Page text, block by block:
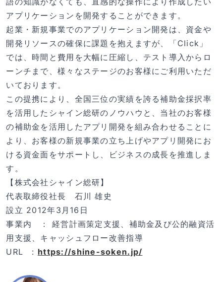
アプリケーションを開発することができます。
起業・新規事業でのアプリケーション開発は、資金や
開発リソースの確保に課題を抱えますが、「Click」
では、時間と費用を大幅に圧縮し、テスト導入からロ
ーンチまで、様々なステージのお客様にご利用いただ
いております。
この提携により、全国三位の実績を誇る補助金採択率
を活用したシャイン総研のノウハウと、当社のお客様
の補助金を活用したアプリ開発を組み合わせることに
より、お客様の新規事業の立ち上げやアプリ開発にお
ける資金面をサポートし、ビジネスの成長を推進しま
す。
【株式会社シャイン総研】
代表取締役社長 石川 雄史
設立 2012年3月16日
事業内 ： 経営計画策定支援、補助金及び公的融資活
用支援、キャッシュフロー改善指導
URL : https://shine-soken.jp/